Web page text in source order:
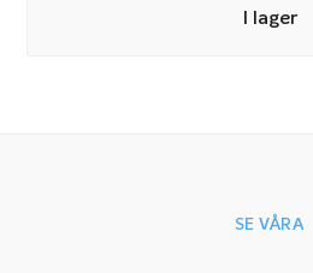
I lager
SE VÅRA